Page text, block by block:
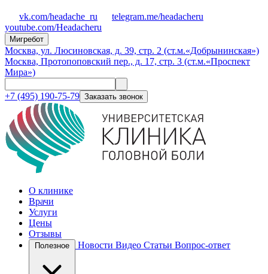
vk.com/headache_ru
telegram.me/headacheru
youtube.com/Headacheru
Мигребот
Москва, ул. Люсиновская, д. 39, стр. 2 (ст.м.«Добрынинская»)
Москва, Протопоповский пер., д. 17, стр. 3 (ст.м.«Проспект
Мира»)
+7 (495) 190-75-79 Заказать звонок
О клинике
Врачи
Услуги
Цены
Отзывы
Новости Видео Статьи Вопрос-ответ